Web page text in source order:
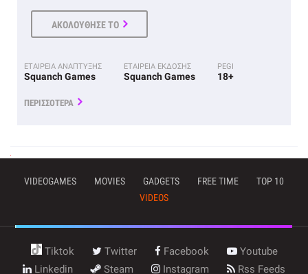
ΑΚΟΛΟΥΘΗΣΕ ΤΟ
ΕΤΑΙΡΕΙΑ ΑΝΑΠΤΥΞΗΣ
Squanch Games
ΕΤΑΙΡΕΙΑ ΕΚΔΟΣΗΣ
Squanch Games
PEGI
18+
ΠΕΡΙΣΣΟΤΕΡΑ
VIDEOGAMES MOVIES GADGETS FREE TIME
TOP 10
VIDEOS
Tiktok Twitter Facebook
Youtube
Linkedin
Steam Instagram Rss Feeds